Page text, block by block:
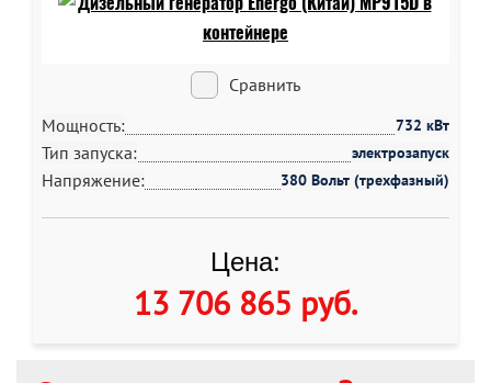
Сравнить
Мощность:
732 кВт
Тип запуска: электрозапуск
Напряжение: 380 Вольт (трехфазный)
Цена:
13 706 865 руб.